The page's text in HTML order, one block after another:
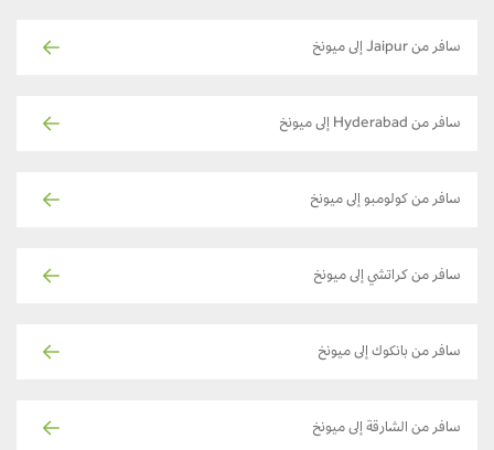
سافر من Jaipur إلى ميونخ
سافر من Hyderabad إلى ميونخ
سافر من كولومبو إلى ميونخ
سافر من كراتشي إلى ميونخ
سافر من بانكوك إلى ميونخ
سافر من الشارقة إلى ميونخ